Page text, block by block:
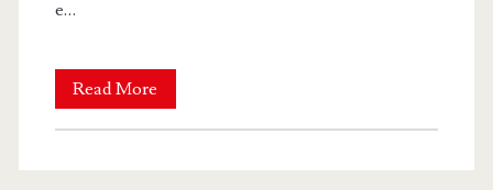
e…
Read More
giornata